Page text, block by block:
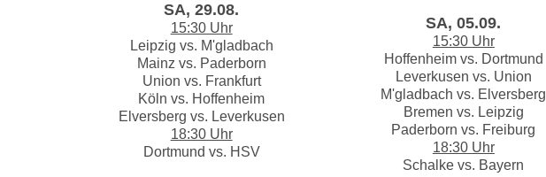
SA, 29.08.
15:30 Uhr
Leipzig vs. M'gladbach
Mainz vs. Paderborn
Union vs. Frankfurt
Köln vs. Hoffenheim
Elversberg vs. Leverkusen
18:30 Uhr
Dortmund vs. HSV
SA, 05.09.
15:30 Uhr
Hoffenheim vs. Dortmund
Leverkusen vs. Union
M'gladbach vs. Elversberg
Bremen vs. Leipzig
Paderborn vs. Freiburg
18:30 Uhr
Schalke vs. Bayern